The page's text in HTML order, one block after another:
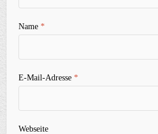
Name*
E-Mail-Adresse*
Webseite